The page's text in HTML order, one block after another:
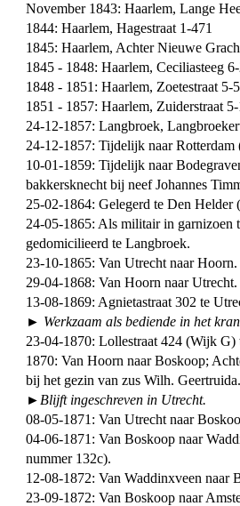
November 1843: Haarlem, Lange
1844: Haarlem, Hagestraat 1-471
1845: Haarlem, Achter Nieuwe
1845 - 1848: Haarlem, Ceciliasteeg
1848 - 1851: Haarlem, Zoetestraat 5-
1851 - 1857: Haarlem, Zuiderstraat
24-12-1857: Langbroek,
24-12-1857: Tijdelijk naar Rotterdam
10-01-1859: Tijdelijk naar
bakkersknecht bij neef Johannes
25-02-1864: Gelegerd te Den Helder
24-05-1865: Als militair in garnizoen
gedomicilieerd te Langbroek.
23-10-1865: Van Utrecht naar Hoorn.
29-04-1868: Van Hoorn naar Utrecht.
13-08-1869: Agnietastraat 302 te
► Werkzaam als bediende in het
23-04-1870: Lollestraat 424 (Wijk G)
1870: Van Hoorn naar Boskoop;
bij het gezin van zus Wilh. Geertruida.
►Blijft ingeschreven in Utrecht.
08-05-1871: Van Utrecht naar
04-06-1871: Van Boskoop naar
nummer 132c).
12-08-1872: Van Waddinxveen naar
23-09-1872: Van Boskoop naar